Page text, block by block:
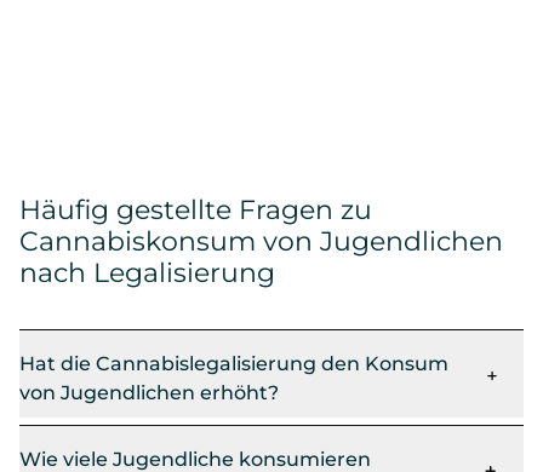
Häufig gestellte Fragen zu
Cannabiskonsum von Jugendlichen
nach Legalisierung
Hat die Cannabislegalisierung den Konsum
von Jugendlichen erhöht?
Wie viele Jugendliche konsumieren